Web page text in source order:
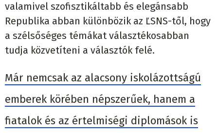
valamivel szofisztikáltabb és elegánsabb
Republika abban különbözik az ĽSNS-től, hogy
a szélsőséges témákat választékosabban
tudja közvetíteni a választók felé.
Már nemcsak az alacsony iskolázottságú
emberek körében népszerűek, hanem a
fiatalok és az értelmiségi diplomások is